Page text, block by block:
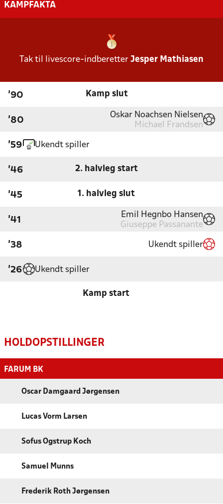
KAMPFAKTA
Tak til livescore-indberetter Jesper Mathiasen
'90 Kamp slut
'80
Oskar Noachsen Nielsen
Michael Frandsen
'59 Ukendt spiller
'46 2. halvleg start
'45 1. halvleg slut
'41
Emil Hegnbo Hansen
Giuseppe Passanante
'38 Ukendt spiller
'26 Ukendt spiller
Kamp start
HOLDOPSTILLINGER
FARUM BK
Oscar Damgaard Jørgensen
Lucas Vorm Larsen
Sofus Ogstrup Koch
Samuel Munns
Frederik Roth Jørgensen